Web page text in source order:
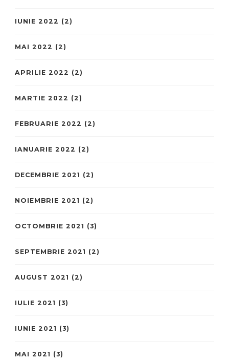
IUNIE 2022 (2)
MAI 2022 (2)
APRILIE 2022 (2)
MARTIE 2022 (2)
FEBRUARIE 2022 (2)
IANUARIE 2022 (2)
DECEMBRIE 2021 (2)
NOIEMBRIE 2021 (2)
OCTOMBRIE 2021 (3)
SEPTEMBRIE 2021 (2)
AUGUST 2021 (2)
IULIE 2021 (3)
IUNIE 2021 (3)
MAI 2021 (3)